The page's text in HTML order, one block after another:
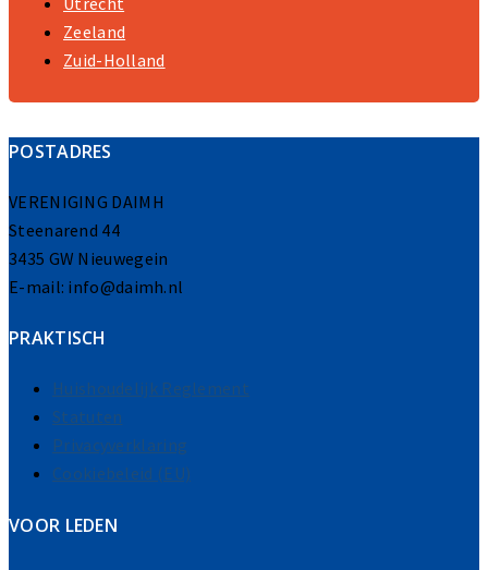
Zeeland
Zuid-Holland
POSTADRES
VERENIGING DAIMH
Steenarend 44
3435 GW Nieuwegein
E-mail: info@daimh.nl
PRAKTISCH
Huishoudelijk Reglement
Statuten
Privacyverklaring
Cookiebeleid (EU)
VOOR LEDEN